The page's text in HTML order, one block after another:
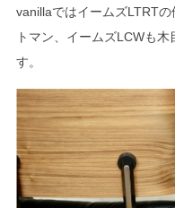
vanillaではイームズLTRT
トマン、イームズLCWも
す。